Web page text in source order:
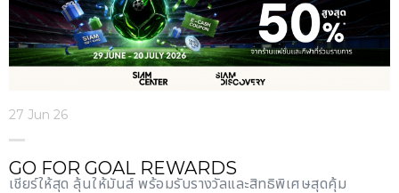
27 Jun 26
GO FOR GOAL REWARDS
เชียร์ให้สุด ลุ้นให้มันส์ พร้อมรับรางวัลและสิทธิพิเศษสุดคุ้ม